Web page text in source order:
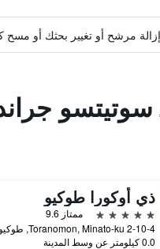
إزالة مرشح أو تغيير بحثك أو
سوتيتسو
ذي أوكورا طوكيو
5 نجوم
ممتاز 9.6
2-10-4 Toranomon, Minato-ku, طوكيو, اليابان
0.0 كيلومتر عن وسط المدينة